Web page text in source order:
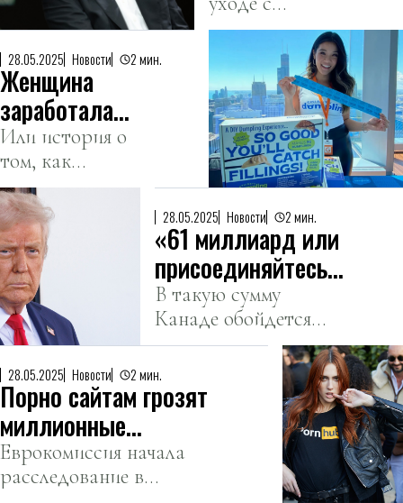
втором круге.
Белый дом
госслужбы,
бизнесмен
раскритиковал
«огромные
расходы»
Трампа.
28.05.2025 Новости 2 мин.
Женщина
заработала
тысячи
долларов на
обучении
лепке
пельменей
Или история о
том, как
кулинарный
мастер-класс
может стоить
10 тысяч
долларов.
28.05.2025 Новости 2 мин.
«61 миллиард или
присоединяйтесь»:
Дональд Трамп
сделал необычное
предложение
Канаде
В такую сумму
Канаде обойдется
вход в систему
«Золотой купол».
28.05.2025 Новости 2 мин.
Порно сайтам грозят
миллионные
штрафы из-за
легкого доступа для
Еврокомиссия начала
расследование в